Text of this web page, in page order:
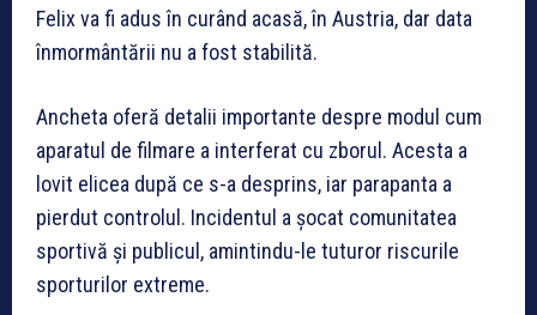
Felix va fi adus în curând acasă, în Austria, dar data
înmormântării nu a fost stabilită.
Ancheta oferă detalii importante despre modul cum
aparatul de filmare a interferat cu zborul. Acesta a
lovit elicea după ce s-a desprins, iar parapanta a
pierdut controlul. Incidentul a șocat comunitatea
sportivă și publicul, amintindu-le tuturor riscurile
sporturilor extreme.